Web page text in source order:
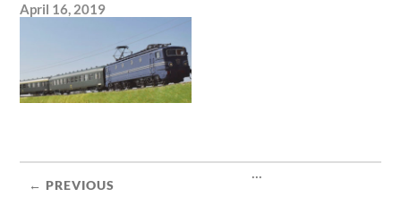
April 16, 2019
← PREVIOUS
...